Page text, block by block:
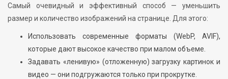
Самый очевидный и эффективный способ — уменьшить
размер и количество изображений на странице. Для этого:
Использовать современные форматы (WebP, AVIF),
которые дают высокое качество при малом объеме.
Задавать «ленивую» (отложенную) загрузку картинок и
видео — они подгружаются только при прокрутке.